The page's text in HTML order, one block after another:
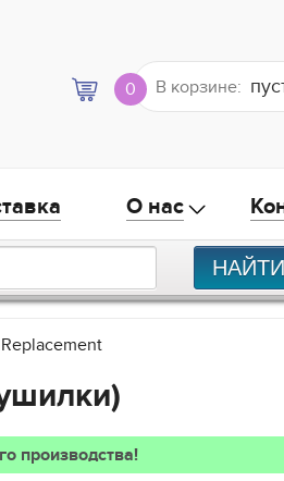
0 В корзине:
О нас
производства!